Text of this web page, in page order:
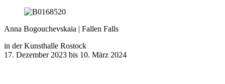
Anna Bogouchevskaia | Fallen Falls
in der Kunsthalle Rostock
17. Dezember 2023 bis 10. März 2024